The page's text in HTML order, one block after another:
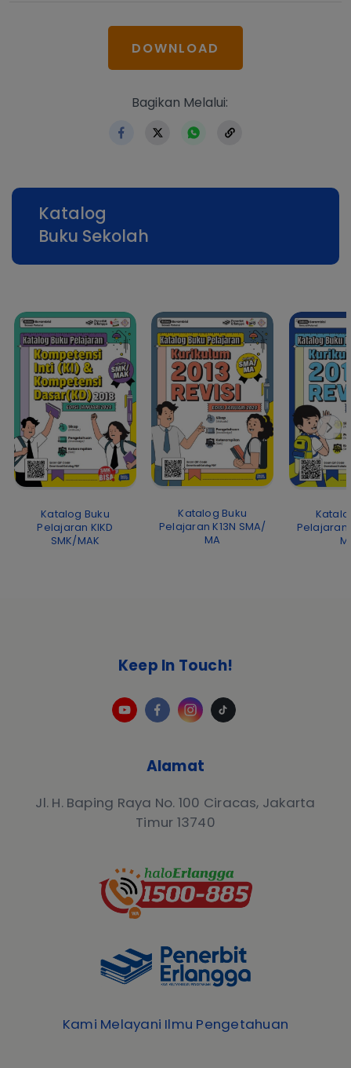
DOWNLOAD
https://
Bagikan Melalui:
Katalog
Buku Sekolah
Katalog Buku
Pelajaran KIKD
SMK/MAK
Katalog Buku
Pelajaran K13N SMA/
MA
Pelajaran
Alamat
Jl. H. Baping Raya No. 100 Ciracas, Jakarta
Timur 13740
Keep In Touch!
Kami Melayani Ilmu Pengetahuan